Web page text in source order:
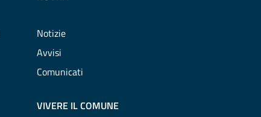
Notizie
Avvisi
Comunicati
VIVERE IL COMUNE